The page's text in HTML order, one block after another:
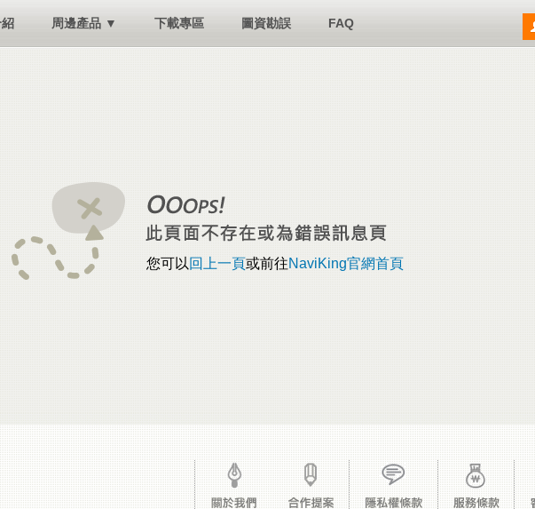
周邊產品 ▼ 下載專區 圖資勘誤 FAQ
您可以 回上一頁或前往NaviKing官網首頁